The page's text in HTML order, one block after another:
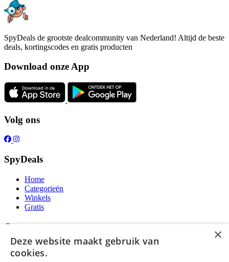
SpyDeals de grootste dealcommunity van Nederland! Altijd de beste
deals, kortingscodes en gratis producten
Download onze App
Volg ons
SpyDeals
Home
Categorieën
Winkels
Gratis
Over ons
Over ons
Contact
×
Deze website maakt gebruik van
cookies.